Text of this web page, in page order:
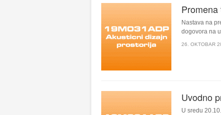
Nastava na
dogovora na
26. OKTOBAR
Uvodno
U sredu